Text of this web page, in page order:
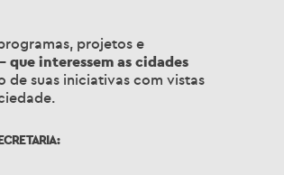
projetos e
que interessem as cidades
suas iniciativas com vistas